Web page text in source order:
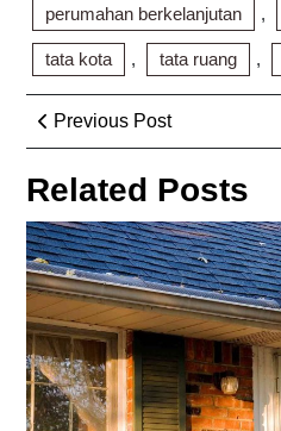
perumahan berkelanjutan ,
tata kota , tata ruang ,
Post
navigation
Previous PostPrevious
Post
Related Posts